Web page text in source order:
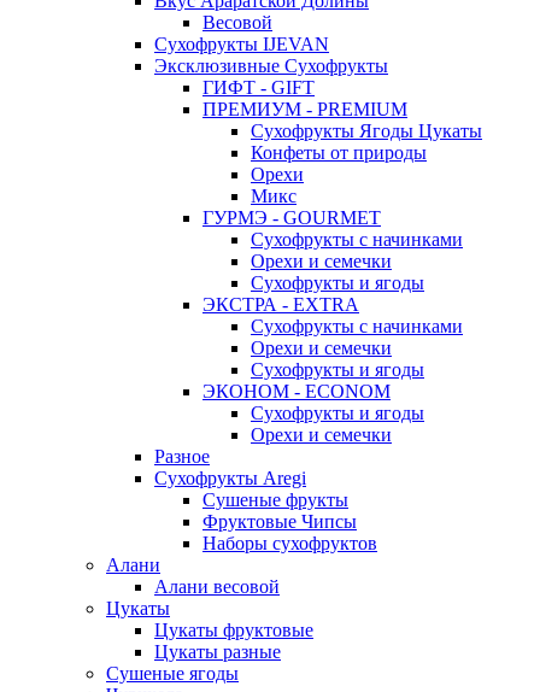
Весовой
Сухофрукты IJEVAN
Эксклюзивные Сухофрукты
ГИФТ - GIFT
ПРЕМИУМ - PREMIUM
Сухофрукты Ягоды Цукаты
Конфеты от природы
Орехи
Микс
ГУРМЭ - GOURMET
Сухофрукты с начинками
Орехи и семечки
Сухофрукты и ягоды
ЭКСТРА - EXTRA
Сухофрукты с начинками
Орехи и семечки
Сухофрукты и ягоды
ЭКОНОМ - ECONOM
Сухофрукты и ягоды
Орехи и семечки
Разное
Сухофрукты Aregi
Сушеные фрукты
Фруктовые Чипсы
Наборы сухофруктов
Алани
Алани весовой
Цукаты
Цукаты фруктовые
Цукаты разные
Сушеные ягоды